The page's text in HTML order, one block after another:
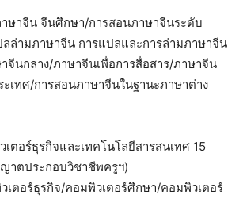
ษาจีน จีนศึกษา/การสอนภาษาจีนระดับ
ล่ามภาษาจีน การแปลและการล่ามภาษาจีน
จีนกลาง/ภาษาจีนเพื่อการสื่อสาร/ภาษาจีน
ะเทศ/การสอนภาษาจีนในฐานะภาษาต่าง
ตอร์ธุรกิจและเทคโนโลยีสารสนเทศ 15
าตประกอบวิชาชีพครูฯ)
เตอร์ธุรกิจ/คอมพิวเตอร์ศึกษา/คอมพิวเตอร์